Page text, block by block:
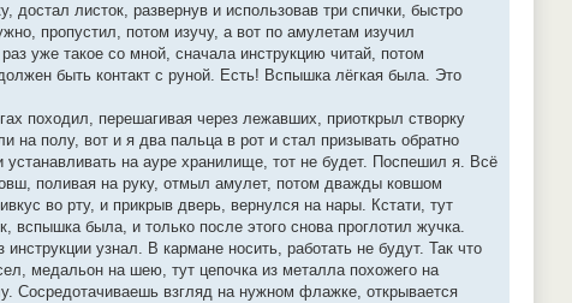
достал листок, развернув и использовав три спички, быстро
пропустил, потом изучу, а вот по амулетам изучил
уже такое со мной, сначала инструкцию читай, потом
быть контакт с руной. Есть! Вспышка лёгкая была. Это
походил, перешагивая через лежавших, приоткрыл створку
полу, вот и я два пальца в рот и стал призывать обратно
на ауре хранилище, тот не будет. Поспешил я. Всё
поливая на руку, отмыл амулет, потом дважды ковшом
во рту, и прикрыв дверь, вернулся на нары. Кстати, тут
была, и только после этого снова проглотил жучка.
узнал. В кармане носить, работать не будут. Так что
медальон на шею, тут цепочка из металла похожего на
Сосредотачиваешь взгляд на нужном флажке, открывается